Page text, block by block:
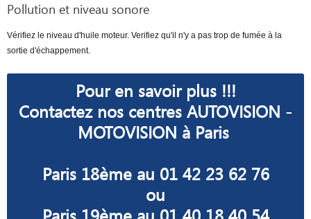
Pollution et niveau sonore
Vérifiez le niveau d'huile moteur. Verifiez qu'il n'y a pas trop de fumée à la
sortie d'échappement.
Pour en savoir plus !!!
Contactez nos centres AUTOVISION -
MOTOVISION à Paris
Paris 18ème au 01 42 23 62 76
ou